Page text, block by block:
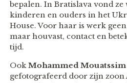
bepalen. In Bratislava vond
kinderen en ouders in het
House. Voor haar is werk
maar houvast, contact en
tijd.
Ook Mohammed Mouatssim
gefotografeerd door zijn zoon